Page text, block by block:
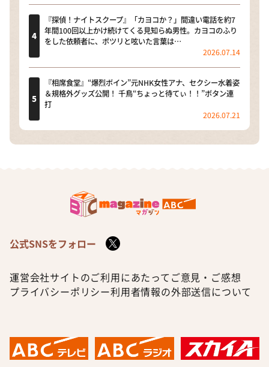
『探偵！ナイトスクープ』「カヨコか？」間違い電話を約7
年間100回以上かけ続けてくる見知らぬ男性。カヨコのふり
をした依頼者に、ポツリと呟いた言葉は…
2026.07.14
『相席食堂』“爆烈ボイン”元NHK女性アナ、セクシー水着姿
＆規格外グッズ公開！ 千鳥“ちょっと待てぃ！！”ボタン連
打
2026.07.21
公式SNSをフォロー
運営会社サイトのご利用にあたって ご意見・ご感想
プライバシーポリシー利用者情報の外部送信について